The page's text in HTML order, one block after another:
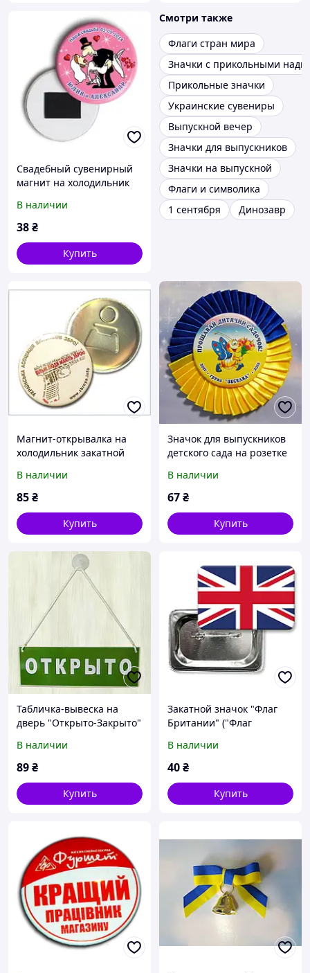
Свадебный сувенирный
магнит на холодильник
В наличии
38₴
Купить
Смотри также
Флаги стран мира
Значки с прикольными
Прикольные значки
Украинские сувениры
Выпускной вечер
Значки для выпускников
Значки на выпускной
Флаги и символика
1 сентября
Динозавр
Магнит-открывалка на
холодильник закатной
В наличии
85₴
Купить
Значок для выпускников
детского сада на розетке
В наличии
67₴
Купить
Табличка-вывеска на
дверь "Открыто-Закрыто"
В наличии
89₴
Купить
Закатной значок "Флаг
Британии" ("Флаг
В наличии
40₴
Купить